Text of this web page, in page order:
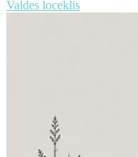
Valdes loceklis